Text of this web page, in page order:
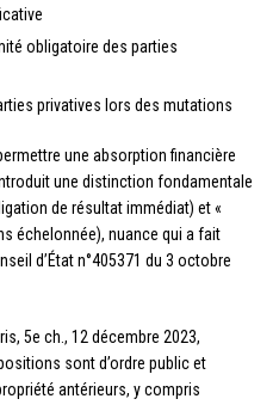
obligatoire des parties
privatives lors des mutations
une absorption financière
une distinction fondamentale
de résultat immédiat) et «
échelonnée), nuance qui a fait
d’État n°405371 du 3 octobre
5e ch., 12 décembre 2023,
sont d’ordre public et
antérieurs, y compris